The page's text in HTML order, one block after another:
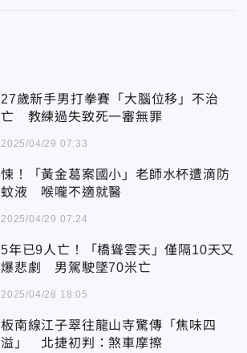
27歲新手男打拳賽「大腦位移」不治
亡 教練過失致死一審無罪
2025/04/29 07:33
悚！「黃金葛案國小」老師水杯遭滴防
蚊液 喉嚨不適就醫
2025/04/29 07:24
5年已9人亡！「橋聳雲天」僅隔10天又
爆悲劇 男駕駛墜70米亡
2025/04/28 18:05
板南線江子翠往龍山寺驚傳「焦味四
溢」 北捷初判：煞車摩擦